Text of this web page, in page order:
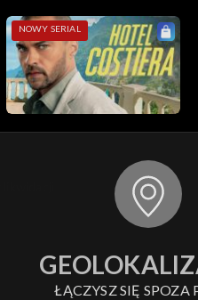
NOWY SERIAL
ŁĄCZYSZ SIĘ SPOZA